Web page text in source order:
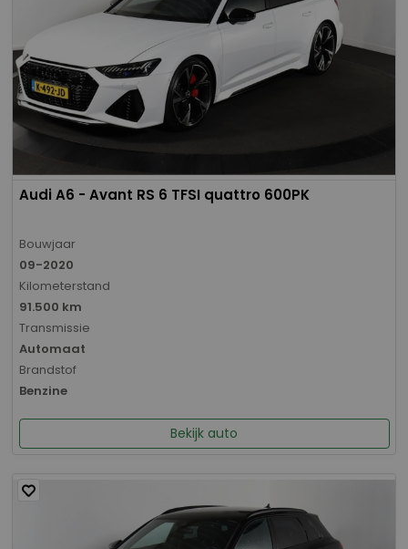
Audi A6 - Avant RS 6 TFSI quattro 600PK
Bouwjaar
09-2020
Kilometerstand
91.500 km
Transmissie
Automaat
Brandstof
Benzine
Bekijk auto